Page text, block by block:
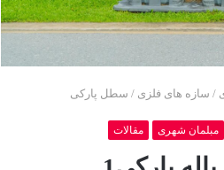
/ سازه های فلزی / سطل پارکی
مبلمان شهری مقالات